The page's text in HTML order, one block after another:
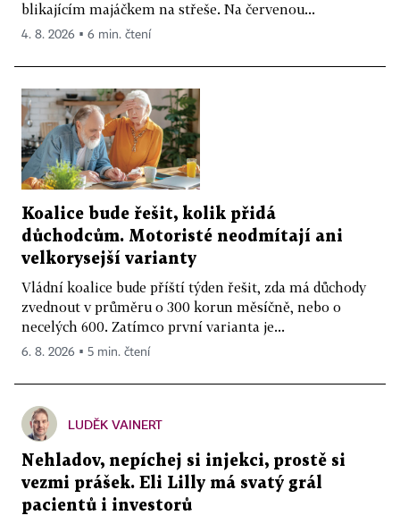
blikajícím majáčkem na střeše. Na červenou...
4. 8. 2026 ▪ 6 min. čtení
Koalice bude řešit, kolik přidá
důchodcům. Motoristé neodmítají ani
velkorysejší varianty
Vládní koalice bude příští týden řešit, zda má důchody
zvednout v průměru o 300 korun měsíčně, nebo o
necelých 600. Zatímco první varianta je...
6. 8. 2026 ▪ 5 min. čtení
LUDĚK VAINERT
Nehladov, nepíchej si injekci, prostě si
vezmi prášek. Eli Lilly má svatý grál
pacientů i investorů